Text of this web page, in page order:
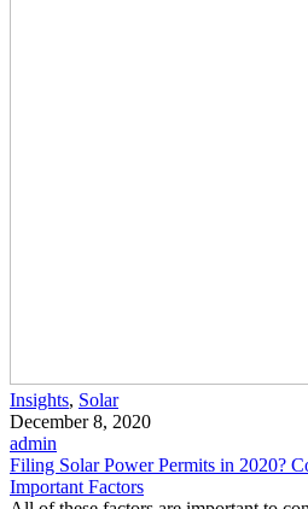
Insights, Solar
December 8, 2020
admin
Filing Solar Power Permits in 2020?
Important Factors